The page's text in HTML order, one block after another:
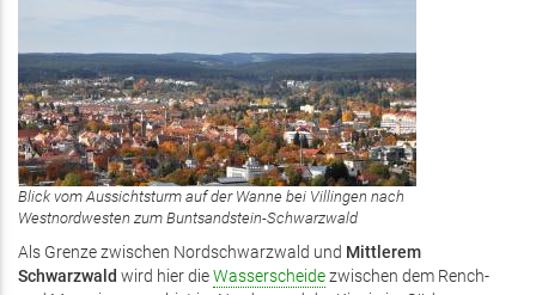
Blick vom Aussichtsturm auf der Wanne bei Villingen nach
Westnordwesten zum Buntsandstein-Schwarzwald
Als Grenze zwischen Nordschwarzwald und Mittlerem
Schwarzwald wird hier dieWasserscheidezwischen dem Rench-